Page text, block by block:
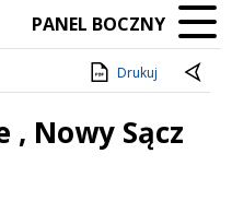
PANEL BOCZNY
Drukuj
, Nowy Sącz